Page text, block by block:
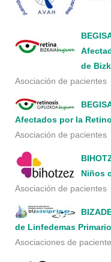
de
Asociación de pacientes
Afectados por la
Asociación de pacientes
Niños
Asociación de pacientes
de Linfedemas
Asociaciones de